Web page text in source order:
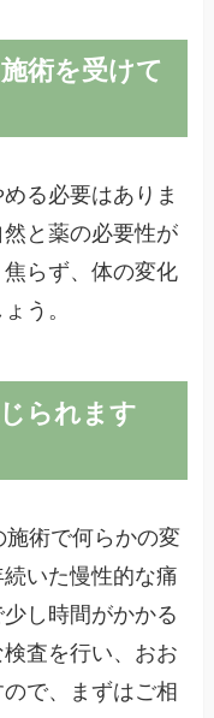
術を受けて
る必要はありま
と薬の必要性が
らず、体の変化
う。
られます
術で何らかの変
いた慢性的な痛
し時間がかかる
査を行い、おお
で、まずはご相